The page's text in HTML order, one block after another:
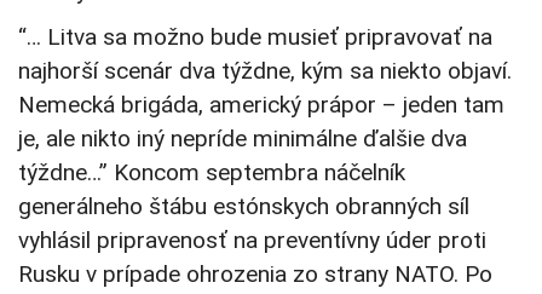
“… Litva sa možno bude musieť pripravovať na
najhorší scenár dva týždne, kým sa niekto objaví.
Nemecká brigáda, americký prápor – jeden tam
je, ale nikto iný nepríde minimálne ďalšie dva
týždne…” Koncom septembra náčelník
generálneho štábu estónskych obranných síl
vyhlásil pripravenosť na preventívny úder proti
Rusku v prípade ohrozenia zo strany NATO. Po